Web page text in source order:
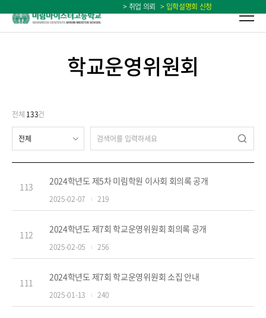
> 취업 의뢰 > 입학설명회 신청
학교운영위원회
전체 133건
113 2024학년도 제5차 미림학원 이사회 회의록 공개
2025-02-07 219
112 2024학년도 제7회 학교운영위원회 회의록 공개
2025-02-05 256
111 2024학년도 제7회 학교운영위원회 소집 안내
2025-01-13 240